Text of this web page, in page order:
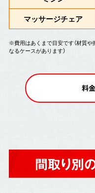
マッサージチェア
※費用はあくまで目安です（材質
なるケースがあります）
料
間取り別